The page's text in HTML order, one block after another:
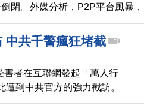
閉。外媒分析，P2P平台風暴，
及到許多仰賴投資P2P平台的中
中共千警瘋狂堵截
者在互聯網發起「萬人行
到中共官方的強力截訪。